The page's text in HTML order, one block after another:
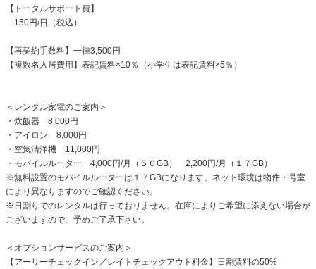
【トータルサポート費】
150円/日（税込）
【再契約手数料】一律3,500円
【複数名入居費用】表記賃料×10％（小学生は表記賃料×5％）
＜レンタル家電のご案内＞
・炊飯器 8,000円
・アイロン 8,000円
・空気清浄機 11,000円
・モバイルルーター 4,000円/月（５０GB） 2,200円/月（１７GB）
※無料設置のモバイルルーターは１７GBになります。ネット環境は物件・号室
により異なりますのでご確認ください。
※日割りでのレンタルは行っておりません。在庫によりご希望に添えない場合が
ございますので、予めご了承下さい。
＜オプションサービスのご案内＞
【アーリーチェックイン／レイトチェックアウト料金】日割賃料の50%